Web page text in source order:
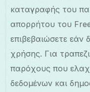
καταγραφής του
απορρήτου του
επιβεβαιώσετε εάν
χρήσης. Για
παρόχους που
δεδομένων και